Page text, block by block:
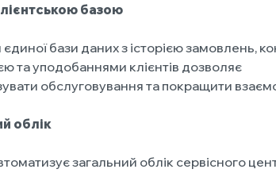
базою
бази даних з історією замовлень,
та уподобаннями клієнтів дозволяє
обслуговування та покращити
облік
загальний облік сервісного